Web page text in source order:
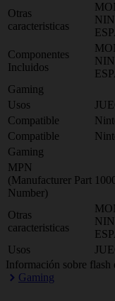
Otras
caracteristicas
Componentes
Incluidos
Gaming
Usos
Compatible
Compatible
Gaming
MPN
(Manufacturer Part
Number)
Otras
caracteristicas
Usos
Información sobre flash
Gaming